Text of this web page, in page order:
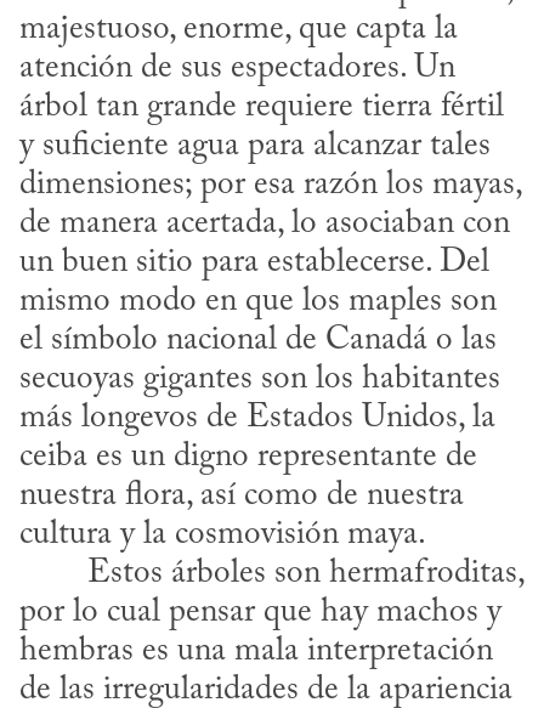
majestuoso, enorme, que capta la
atención de sus espectadores. Un
árbol tan grande requiere tierra fértil
y suficiente agua para alcanzar tales
dimensiones; por esa razón los mayas,
de manera acertada, lo asociaban con
un buen sitio para establecerse. Del
mismo modo en que los maples son
el símbolo nacional de Canadá o las
secuoyas gigantes son los habitantes
más longevos de Estados Unidos, la
ceiba es un digno representante de
nuestra flora, así como de nuestra
cultura y la cosmovisión maya.
por lo cual pensar que hay machos y
hembras es una mala interpretación
de las irregularidades de la apariencia